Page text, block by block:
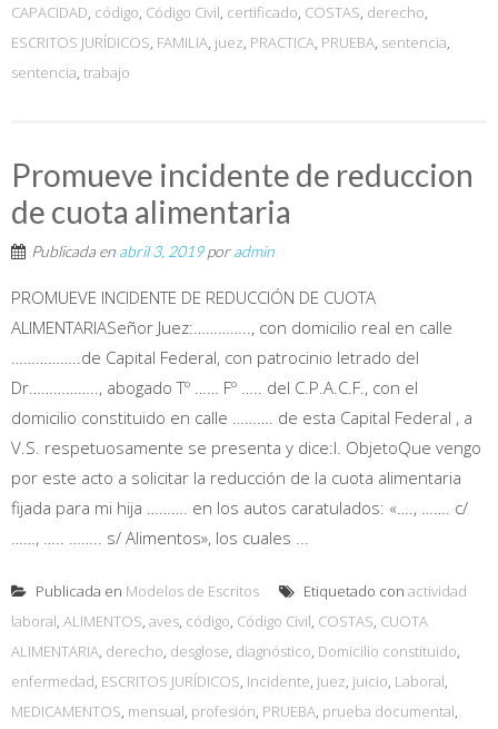
CAPACIDAD, código, Código Civil, certificado, COSTAS, derecho,
ESCRITOS JURÍDICOS, FAMILIA, juez, PRACTICA, PRUEBA, sentencia,
sentencia, trabajo
Promueve incidente de reduccion
de cuota alimentaria
Publicada en abril 3, 2019poradmin
PROMUEVE INCIDENTE DE REDUCCIÓN DE CUOTA
ALIMENTARIASeñor Juez:………….., con domicilio real en calle
……………..de Capital Federal, con patrocinio letrado del
Dr…………….., abogado Tº …… Fº ….. del C.P.A.C.F., con el
domicilio constituido en calle ………. de esta Capital Federal , a
V.S. respetuosamente se presenta y dice:I. ObjetoQue vengo
por este acto a solicitar la reducción de la cuota alimentaria
fijada para mi hija ………. en los autos caratulados: «…., ……. c/
……, ….. …….. s/ Alimentos», los cuales ...
Publicada en Modelos de Escritos Etiquetado con actividad
laboral, ALIMENTOS, aves, código, Código Civil, COSTAS, CUOTA
ALIMENTARIA, derecho, desglose, diagnóstico, Domicilio constituido,
enfermedad, ESCRITOS JURÍDICOS, Incidente, juez, juicio, Laboral,
MEDICAMENTOS, mensual, profesión, PRUEBA, prueba documental,